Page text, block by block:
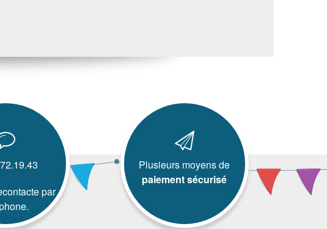
par
Plusieurs moyens de
paiement sécurisé